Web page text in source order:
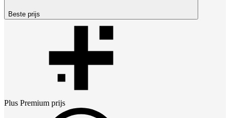
Beste prijs
Plus Premium prijs